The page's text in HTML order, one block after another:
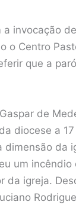
invocação
o Centro
que a
de
diocese a
da
um
da igreja.